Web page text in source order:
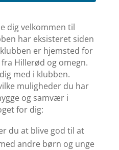
dig velkommen til
har eksisteret siden
er hjemsted for
Hillerød og omegn.
med i klubben.
muligheder du har
og samvær i
for dig:
du at blive god til at
andre børn og unge